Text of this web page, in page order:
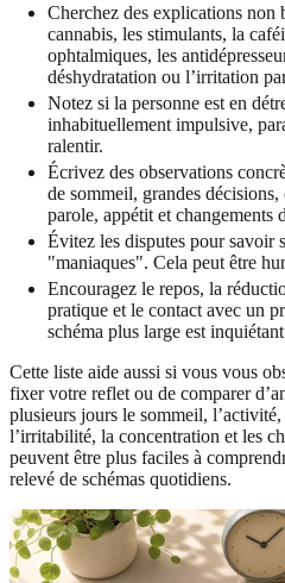
Cherchez des explications non
cannabis, les stimulants, la
ophtalmiques, les
déshydratation ou l’irritation
Notez si la personne est en
inhabituellement impulsive,
ralentir.
Écrivez des observations
de sommeil, grandes
parole, appétit et changements
Évitez les disputes pour savoir
"maniaques". Cela peut être
Encouragez le repos, la
pratique et le contact avec un
schéma plus large est
Cette liste aide aussi si vous vous
fixer votre reflet ou de comparer
plusieurs jours le sommeil, l’activité,
l’irritabilité, la concentration et les
peuvent être plus faciles à
relevé de schémas quotidiens.